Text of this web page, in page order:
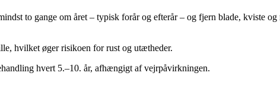
to gange om året – typisk forår og efterår – og fjern blade, kviste
hvilket øger risikoen for rust og utætheder.
hvert 5.–10. år, afhængigt af vejrpåvirkningen.